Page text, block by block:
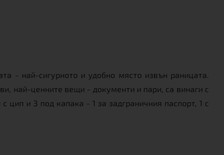
- най-сигурното и удобно място извън раницата.
най-ценните вещи - документи и пари, са винаги с
и 3 под капака - 1 за задграничния паспорт, 1 с